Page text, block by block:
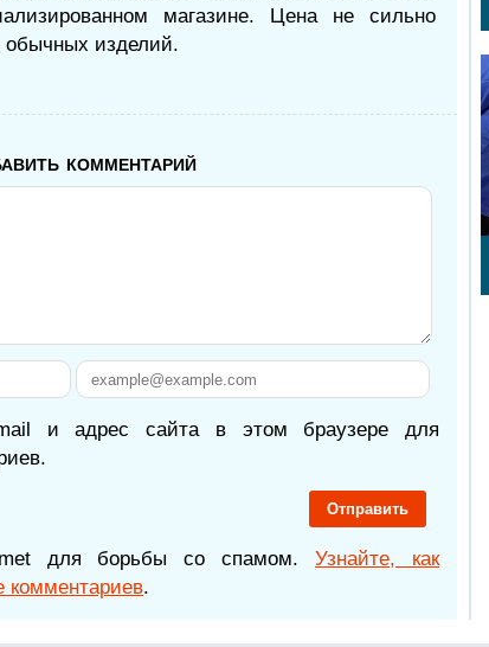
магазине. Цена не сильно
обычных изделий.
комментарий
и адрес сайта в этом браузере для
для борьбы со спамом.Узнайте, как
комментариев.